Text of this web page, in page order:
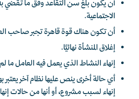
أن يكون بلغ سن التقاعد وفق ما تقضي
الاجتماعية.
أن تكون هناك قوة قاهرة تجبر صاحب
إغلاق المنشأة نهائيًا.
إنهاء النشاط الذي يعمل فيه العامل ما
أي حالة أخرى ينص عليها نظام آخر يعتبر
إنهاء لسبب مشروع، أو أنها من حالات